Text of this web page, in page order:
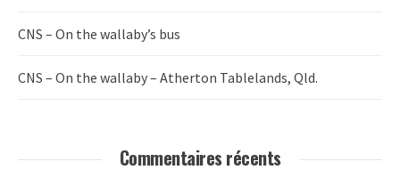
CNS – On the wallaby’s bus
CNS – On the wallaby – Atherton Tablelands, Qld.
Commentaires récents